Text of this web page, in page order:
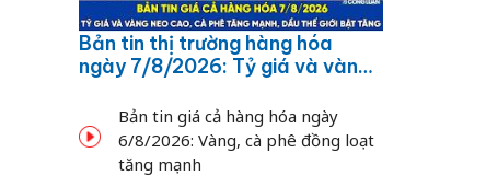
Bản tin thị trường hàng hóa
ngày 7/8/2026: Tỷ giá và vàng
dầu thế giới bật tăng
Bản tin giá cả hàng hóa ngày
6/8/2026: Vàng, cà phê đồng loạt
tăng mạnh